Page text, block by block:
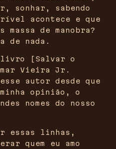
sabendo
acontece e que
de manobra?
de nada.
livro [Salvar o
Vieira Jr.
autor desde que
opinião, o
nomes do nosso
essas linhas,
quem eu amo